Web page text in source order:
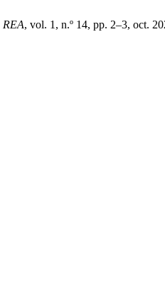
REA, vol. 1, n.º 14, pp. 2–3, oct.